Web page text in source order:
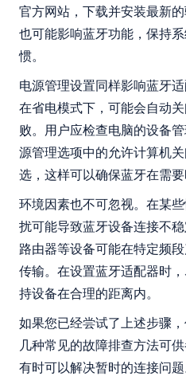
官方网站，下载并安装最新
也可能影响蓝牙功能，保持
惯。
电源管理设置同样影响蓝牙
在省电模式下，可能会自动
败。用户应检查电脑的设备
源管理选项中的允许计算机
选，这样可以确保蓝牙在需要
环境因素也不可忽视。在某
扰可能导致蓝牙设备连接不
路由器等设备可能在特定频
传输。在设置蓝牙适配器时
持设备在合理的距离内。
如果您已经尝试了上述步骤
几种常见的故障排查方法可
有时可以解决暂时的连接问